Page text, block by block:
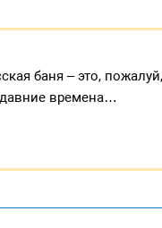
баня – это,
времена…